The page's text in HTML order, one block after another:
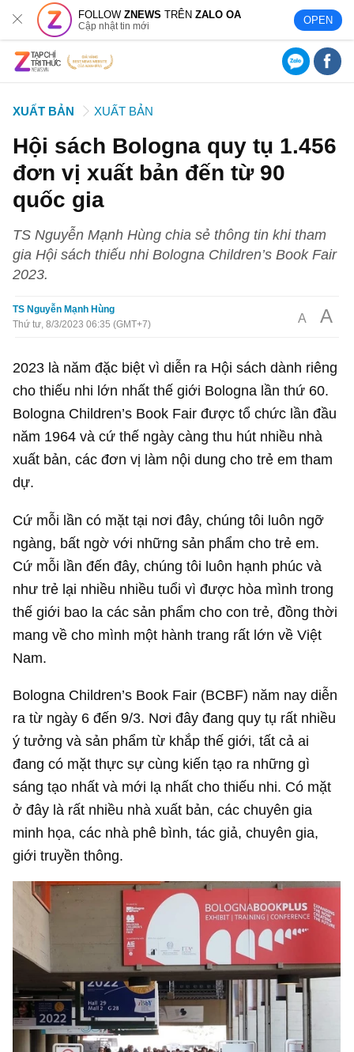
FOLLOWZNEWS TRÊNZALO OA
Cập nhật tin mới OPEN
XUẤT BẢN XUẤT BẢN
Hội sách Bologna quy tụ 1.456
đơn vị xuất bản đến từ 90
quốc gia
TS Nguyễn Mạnh Hùng chia sẻ thông tin khi tham
gia Hội sách thiếu nhi Bologna Children’s Book Fair
2023.
TS Nguyễn Mạnh Hùng
Thứ tư, 8/3/2023 06:35 (GMT+7)
A A
2023 là năm đặc biệt vì diễn ra Hội sách dành riêng
cho thiếu nhi lớn nhất thế giới Bologna lần thứ 60.
Bologna Children’s Book Fair được tổ chức lần đầu
năm 1964 và cứ thế ngày càng thu hút nhiều nhà
xuất bản, các đơn vị làm nội dung cho trẻ em tham
dự.
Cứ mỗi lần có mặt tại nơi đây, chúng tôi luôn ngỡ
ngàng, bất ngờ với những sản phẩm cho trẻ em.
Cứ mỗi lần đến đây, chúng tôi luôn hạnh phúc và
như trẻ lại nhiều nhiều tuổi vì được hòa mình trong
thế giới bao la các sản phẩm cho con trẻ, đồng thời
mang về cho mình một hành trang rất lớn về Việt
Nam.
Bologna Children’s Book Fair (BCBF) năm nay diễn
ra từ ngày 6 đến 9/3. Nơi đây đang quy tụ rất nhiều
ý tưởng và sản phẩm từ khắp thế giới, tất cả ai
đang có mặt thực sự cùng kiến tạo ra những gì
sáng tạo nhất và mới lạ nhất cho thiếu nhi. Có mặt
ở đây là rất nhiều nhà xuất bản, các chuyên gia
minh họa, các nhà phê bình, tác giả, chuyên gia,
giới truyền thông.